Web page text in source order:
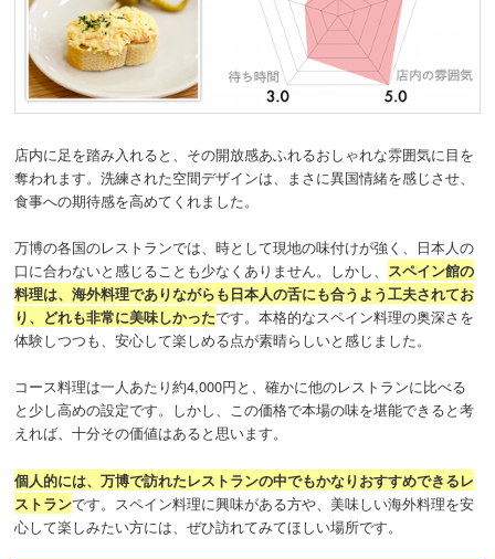
店内に足を踏み入れると、その開放感あふれるおしゃれな雰囲気に目を
奪われます。洗練された空間デザインは、まさに異国情緒を感じさせ、
食事への期待感を高めてくれました。
万博の各国のレストランでは、時として現地の味付けが強く、日本人の
口に合わないと感じることも少なくありません。しかし、 スペイン館の
料理は、海外料理でありながらも日本人の舌にも合うよう工夫されてお
り、どれも非常に美味しかったです。本格的なスペイン料理の奥深さを
体験しつつも、安心して楽しめる点が素晴らしいと感じました。
コース料理は一人あたり約4,000円と、確かに他のレストランに比べる
と少し高めの設定です。しかし、この価格で本場の味を堪能できると考
えれば、十分その価値はあると思います。
個人的には、万博で訪れたレストランの中でもかなりおすすめできるレ
ストランです。スペイン料理に興味がある方や、美味しい海外料理を安
心して楽しみたい方には、ぜひ訪れてみてほしい場所です。